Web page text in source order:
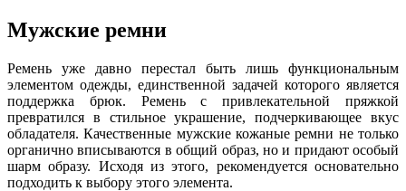
Мужские ремни
Ремень уже давно перестал быть лишь функциональным
элементом одежды, единственной задачей которого является
поддержка брюк. Ремень с привлекательной пряжкой
превратился в стильное украшение, подчеркивающее вкус
обладателя. Качественные мужские кожаные ремни не только
органично вписываются в общий образ, но и придают особый
шарм образу. Исходя из этого, рекомендуется основательно
подходить к выбору этого элемента.